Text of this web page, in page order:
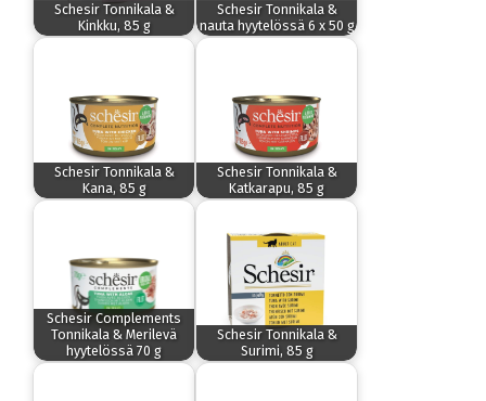
Schesir Tonnikala &
Kinkku, 85 g
Schesir Tonnikala &
nauta hyytelössä 6 x 50 g
Schesir Tonnikala &
Kana, 85 g
Schesir Tonnikala &
Katkarapu, 85 g
Schesir Complements
Tonnikala & Merilevä
hyytelössä 70 g
Schesir Tonnikala &
Surimi, 85 g